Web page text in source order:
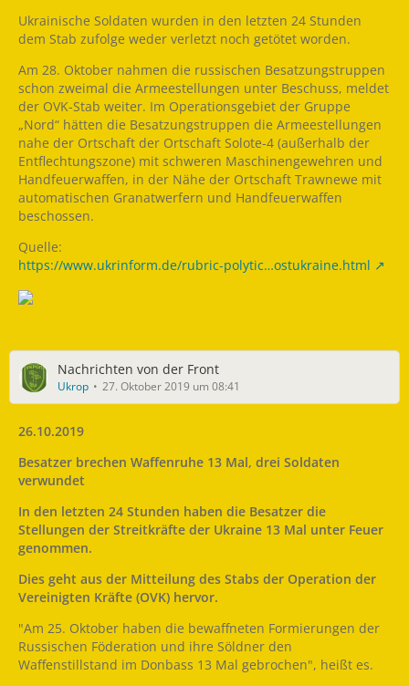
Ukrainische Soldaten wurden in den letzten 24 Stunden
dem Stab zufolge weder verletzt noch getötet worden.
Am 28. Oktober nahmen die russischen Besatzungstruppen
schon zweimal die Armeestellungen unter Beschuss, meldet
der OVK-Stab weiter. Im Operationsgebiet der Gruppe
„Nord“ hätten die Besatzungstruppen die Armeestellungen
nahe der Ortschaft der Ortschaft Solote-4 (außerhalb der
Entflechtungszone) mit schweren Maschinengewehren und
Handfeuerwaffen, in der Nähe der Ortschaft Trawnewe mit
automatischen Granatwerfern und Handfeuerwaffen
beschossen.
Quelle:
https://www.ukrinform.de/rubric-polytic…ostukraine.html
Nachrichten von der Front
Ukrop 27. Oktober 2019 um 08:41
26.10.2019
Besatzer brechen Waffenruhe 13 Mal, drei Soldaten
verwundet
In den letzten 24 Stunden haben die Besatzer die
Stellungen der Streitkräfte der Ukraine 13 Mal unter Feuer
genommen.
Dies geht aus der Mitteilung des Stabs der Operation der
Vereinigten Kräfte (OVK) hervor.
"Am 25. Oktober haben die bewaffneten Formierungen der
Russischen Föderation und ihre Söldner den
Waffenstillstand im Donbass 13 Mal gebrochen", heißt es.